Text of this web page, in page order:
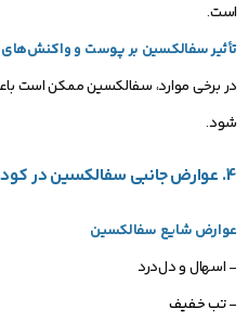
است.
تأثیر سفالکسین بر پوست و واکنش‌های
در برخی موارد، سفالکسین ممکن است
شود.
4. عوارض جانبی سفالکسین در کودکان و تداخلات دارویی
عوارض شایع سفالکسین
- اسهال و دل‌درد
- تب خفیف